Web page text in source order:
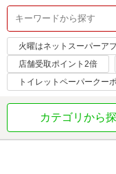
火曜はネットスーパーア
店舗受取ポイント2倍
トイレットペーパークー
カテゴリから